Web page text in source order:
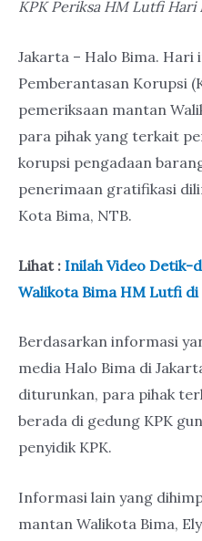
KPK Periksa HM Lutfi Hari
Jakarta – Halo Bima. Hari
Pemberantasan Korupsi
pemeriksaan mantan
para pihak yang terkait
korupsi pengadaan
penerimaan gratifikasi
Kota Bima, NTB.
Lihat : Inilah Video Detik-
Walikota Bima HM Lutfi di
Berdasarkan informasi
media Halo Bima di
diturunkan, para pihak
berada di gedung KPK
penyidik KPK.
Informasi lain yang
mantan Walikota Bima,